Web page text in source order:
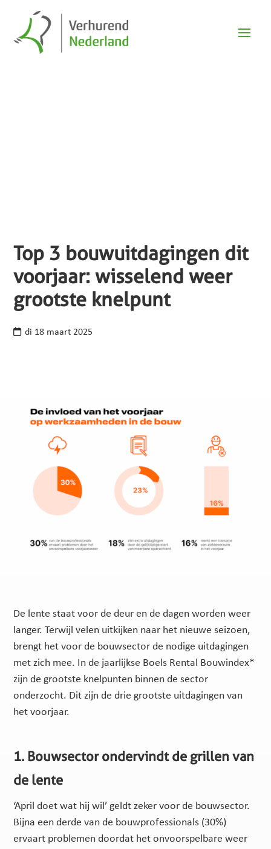
Top 3 bouwuitdagingen dit
voorjaar: wisselend weer
grootste knelpunt
di 18 maart 2025
De lente staat voor de deur en de dagen worden weer
langer. Terwijl velen uitkijken naar het nieuwe seizoen,
brengt het voor de bouwsector de nodige uitdagingen
met zich mee. In de jaarlijkse Boels Rental Bouwindex*
zijn de grootste knelpunten binnen de sector
onderzocht. Dit zijn de drie grootste uitdagingen van
het voorjaar.
1. Bouwsector ondervindt de grillen van
de lente
‘April doet wat hij wil’ geldt zeker voor de bouwsector.
Bijna een derde van de bouwprofessionals (30%)
ervaart problemen doordat het onvoorspelbare weer